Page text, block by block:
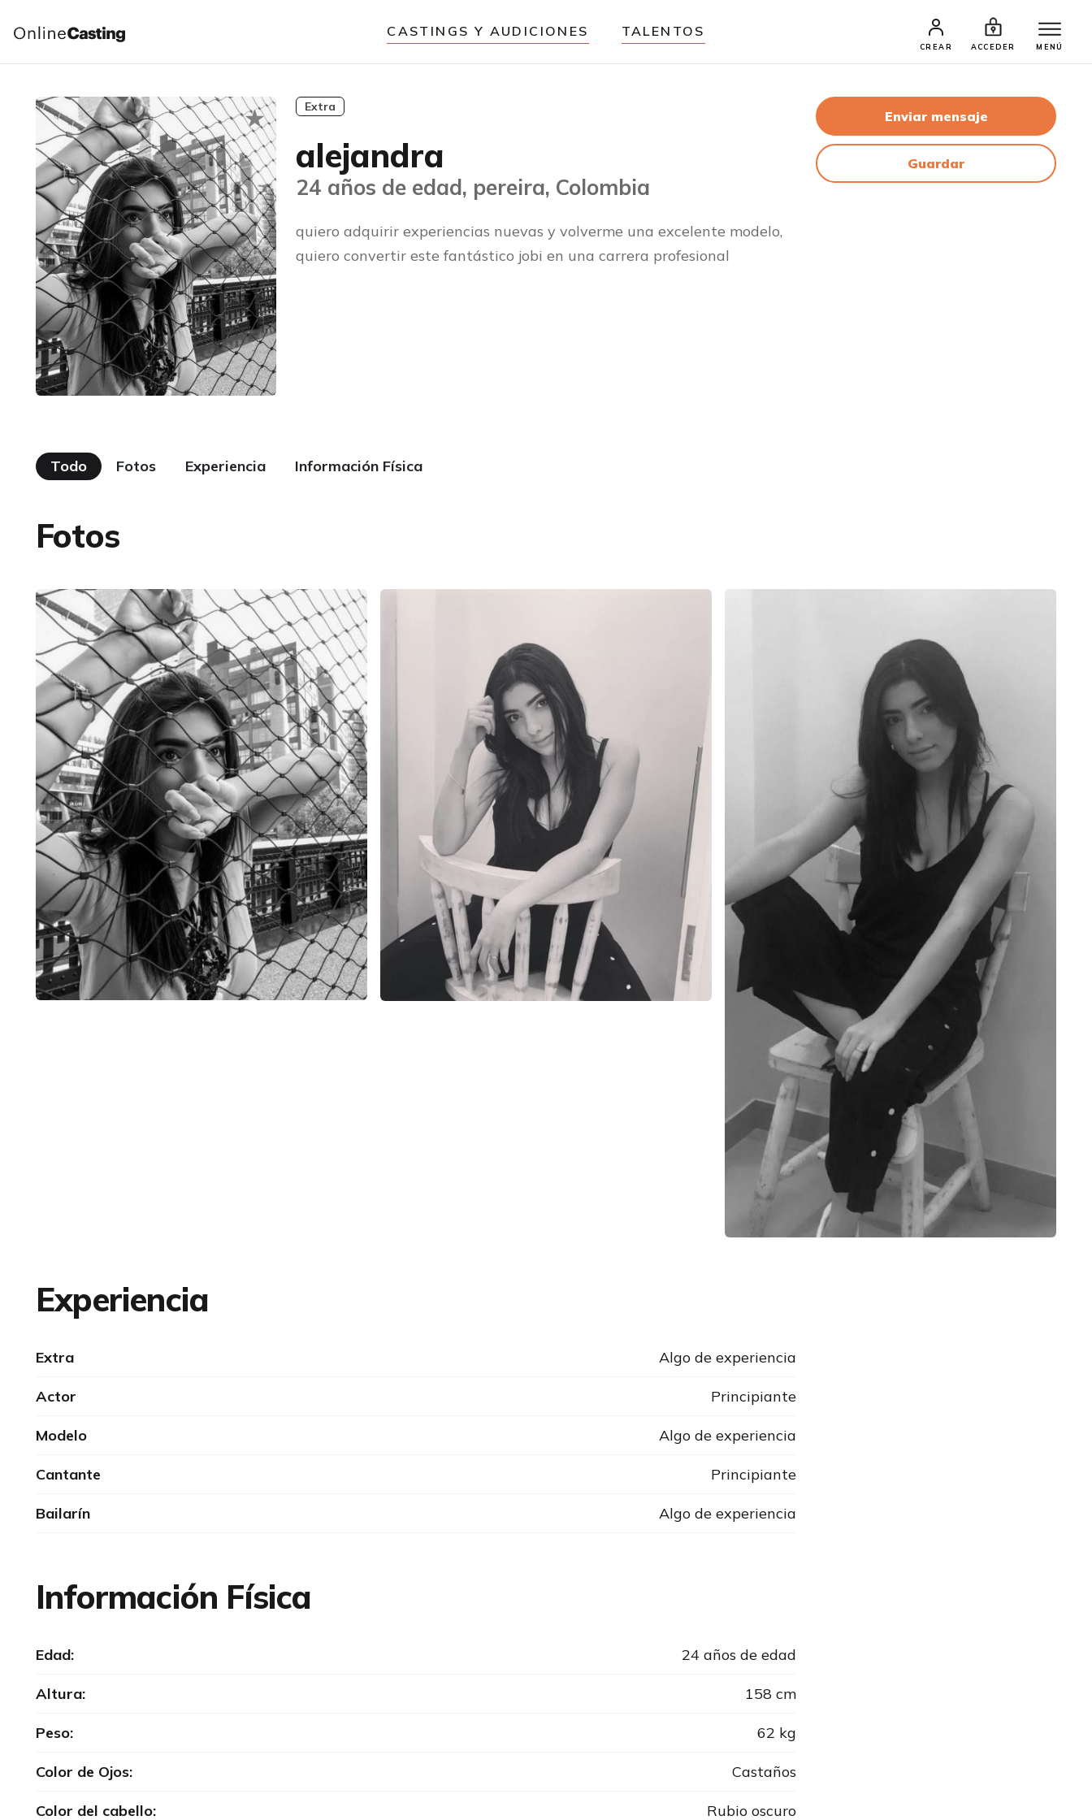
CASTINGS Y AUDICIONES TALENTOS
CREAR ACCEDER MENÚ
Extra
alejandra
24 años de edad, pereira, Colombia
quiero adquirir experiencias nuevas y volverme una excelente modelo,
quiero convertir este fantástico jobi en una carrera profesional
Enviar mensaje
Guardar
Todo Fotos Experiencia Información Física
Fotos
Experiencia
Extra Algo de experiencia
Actor Principiante
Modelo Algo de experiencia
Cantante Principiante
Bailarín Algo de experiencia
Información Física
Edad: 24 años de edad
Altura: 158 cm
Peso: 62 kg
Color de Ojos: Castaños
Color del cabello: Rubio oscuro